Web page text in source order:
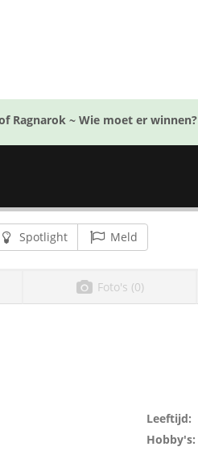
Ragnarok ~ Wie moet er winnen?
Spotlight Meld
Foto's (0)
Leeftijd:
Hobby's: